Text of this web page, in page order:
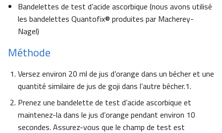
Bandelettes de test d’acide ascorbique (nous avons utilisé
les bandelettes Quantofix® produites par Macherey-
Nagel)
Méthode
Versez environ 20 ml de jus d’orange dans un bécher et une
quantité similaire de jus de goji dans l’autre bécher.1.
Prenez une bandelette de test d’acide ascorbique et
maintenez-la dans le jus d’orange pendant environ 10
secondes. Assurez-vous que le champ de test est